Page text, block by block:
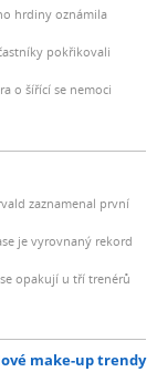
hrdiny oznámila
pokřikovali
o šířící se nemoci
zaznamenal první
je vyrovnaný rekord
opakují u tří trenérů
make-up trendy